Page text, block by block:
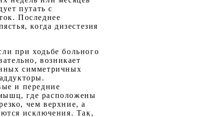
путать с
Последнее
когда дизестезия
при ходьбе больного
возникает
симметричных
и передние
где расположены
чем верхние, а
исключения. Так,